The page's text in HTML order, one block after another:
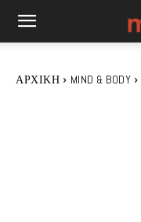
ΑΡΧΙΚΉ MIND & BODY